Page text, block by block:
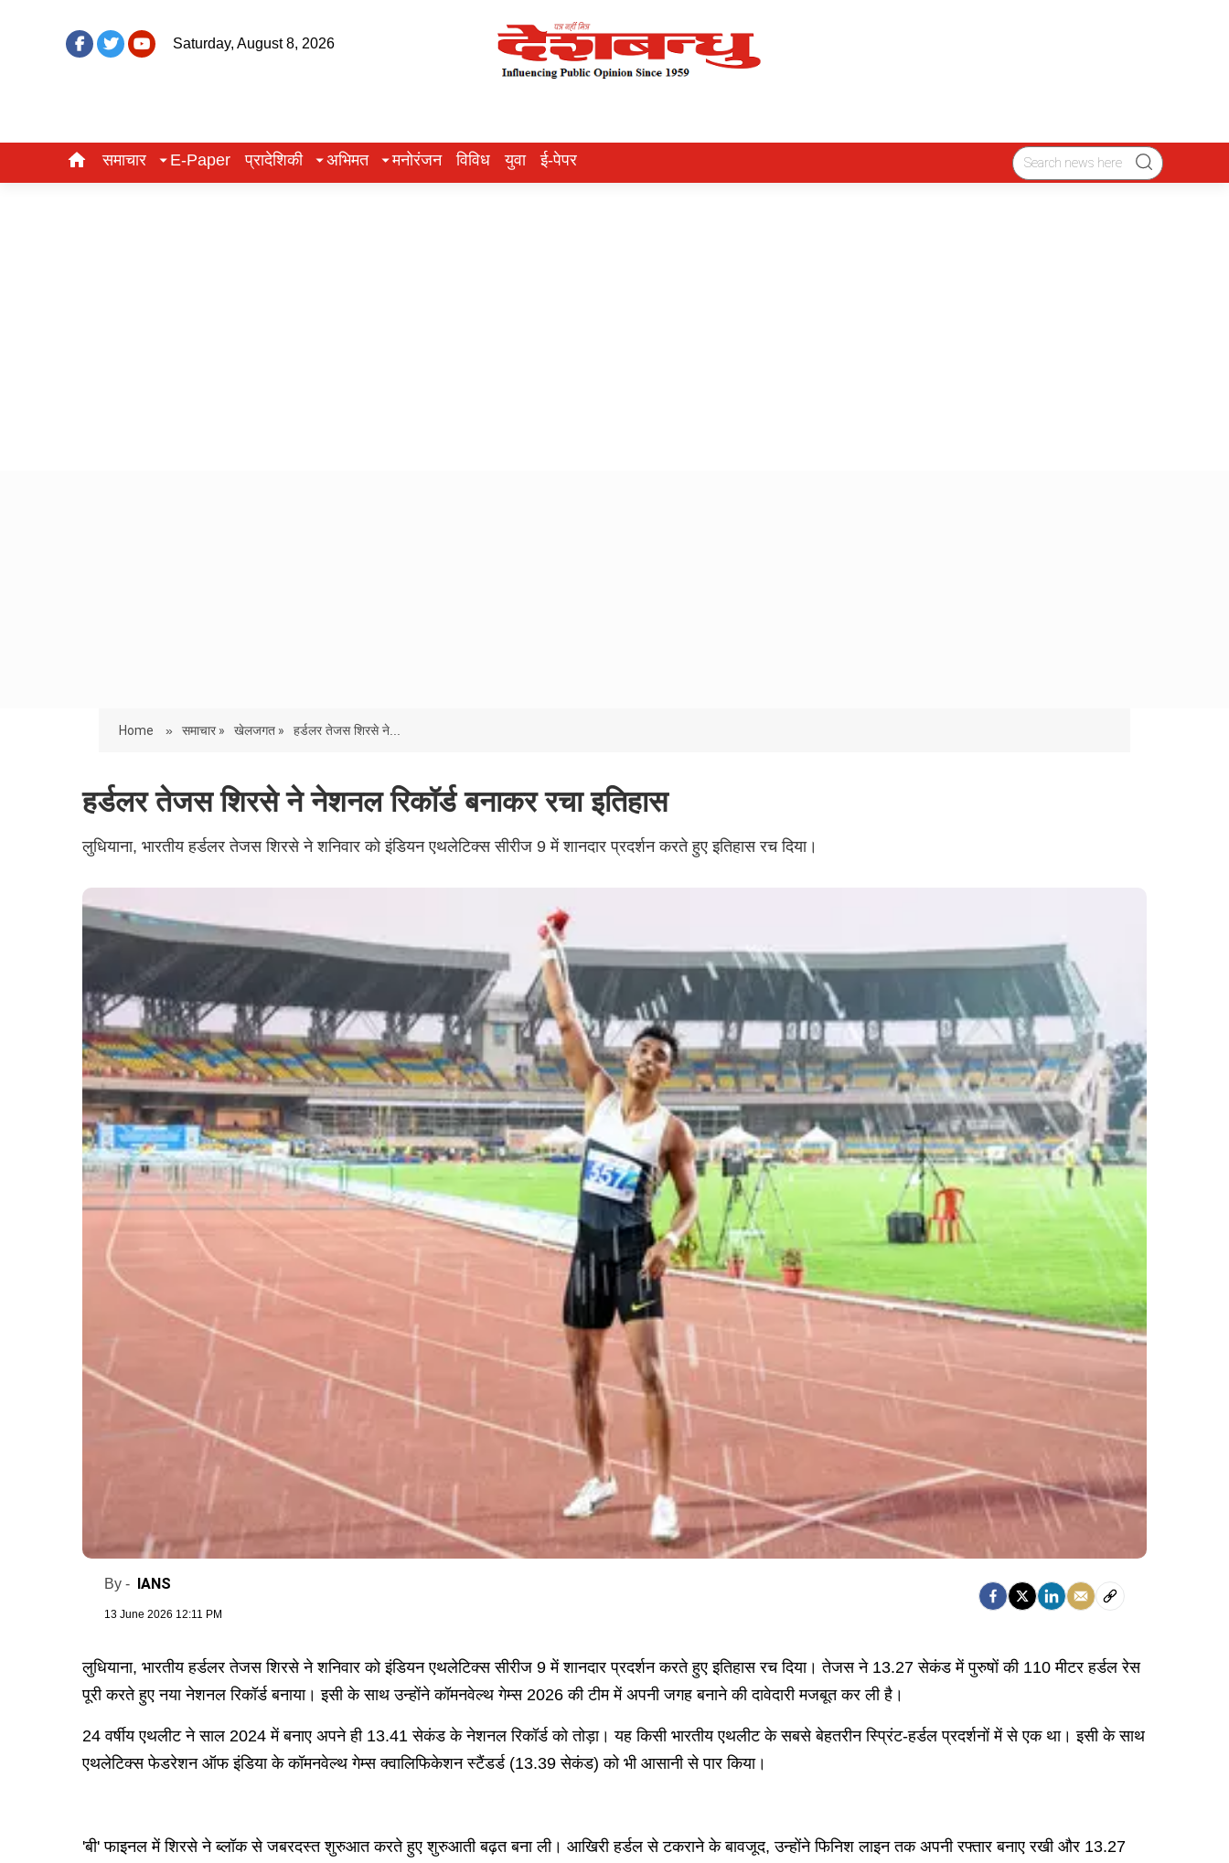
Saturday, August 8, 2026
समाचार E-Paper प्रादेशिकी अभिमत मनोरंजन विविध युवा ई-पेपर
Home » समाचार » खेलजगत » हर्डलर तेजस शिरसे ने...
हर्डलर तेजस शिरसे ने नेशनल रिकॉर्ड बनाकर रचा इतिहास
लुधियाना, भारतीय हर्डलर तेजस शिरसे ने शनिवार को इंडियन एथलेटिक्स सीरीज 9 में शानदार प्रदर्शन करते हुए इतिहास रच दिया।
By - IANS
13 June 2026 12:11 PM
लुधियाना, भारतीय हर्डलर तेजस शिरसे ने शनिवार को इंडियन एथलेटिक्स सीरीज 9 में शानदार प्रदर्शन करते हुए इतिहास रच दिया। तेजस ने 13.27 सेकंड में पुरुषों की 110 मीटर हर्डल रेस
पूरी करते हुए नया नेशनल रिकॉर्ड बनाया। इसी के साथ उन्होंने कॉमनवेल्थ गेम्स 2026 की टीम में अपनी जगह बनाने की दावेदारी मजबूत कर ली है।
24 वर्षीय एथलीट ने साल 2024 में बनाए अपने ही 13.41 सेकंड के नेशनल रिकॉर्ड को तोड़ा। यह किसी भारतीय एथलीट के सबसे बेहतरीन स्प्रिंट-हर्डल प्रदर्शनों में से एक था। इसी के साथ
एथलेटिक्स फेडरेशन ऑफ इंडिया के कॉमनवेल्थ गेम्स क्वालिफिकेशन स्टैंडर्ड (13.39 सेकंड) को भी आसानी से पार किया।
'बी' फाइनल में शिरसे ने ब्लॉक से जबरदस्त शुरुआत करते हुए शुरुआती बढ़त बना ली। आखिरी हर्डल से टकराने के बावजूद, उन्होंने फिनिश लाइन तक अपनी रफ्तार बनाए रखी और 13.27